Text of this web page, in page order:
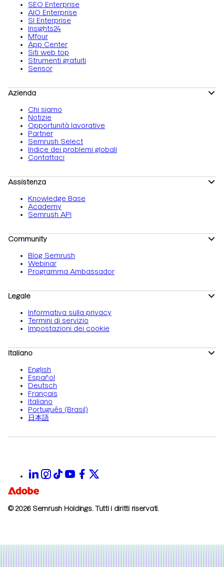
SEO Enterprise
AIO Enterprise
SI Enterprise
Insights24
Mfour
App Center
Siti web top
Strumenti gratuiti
Sensor
Azienda
Chi siamo
Notizie
Opportunità lavorative
Partner
Semrush Select
Indice dei problemi globali
Contattaci
Assistenza
Knowledge Base
Academy
Semrush API
Community
Blog Semrush
Webinar
Programma Ambassador
Legale
Informativa sulla privacy
Termini di servizio
Impostazioni dei cookie
Italiano
English
Español
Deutsch
Français
Italiano
Português (Brasil)
日本語
© 2026 Semrush Holdings. Tutti i diritti riservati.